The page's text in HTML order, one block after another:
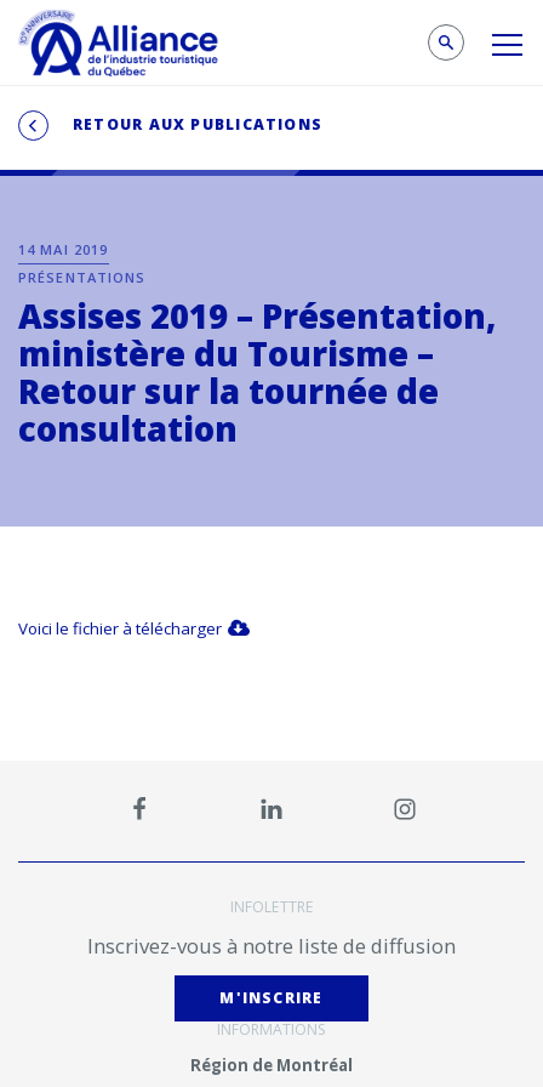
RETOUR AUX PUBLICATIONS
14 MAI 2019
PRÉSENTATIONS
Assises 2019 – Présentation,
ministère du Tourisme –
Retour sur la tournée de
consultation
Voici le fichier à télécharger
INFOLETTRE
Inscrivez-vous à notre liste de diffusion
M'INSCRIRE
INFORMATIONS
Région de Montréal